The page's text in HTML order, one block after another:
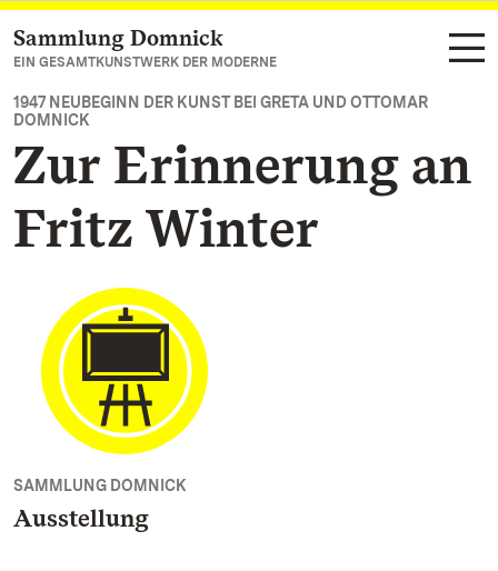
Zum Hauptinhalt springen
Sammlung Domnick
EIN GESAMTKUNSTWERK DER MODERNE
1947 NEUBEGINN DER KUNST BEI GRETA UND OTTOMAR
DOMNICK
Zur Erinnerung an
Fritz Winter
SAMMLUNG DOMNICK
Ausstellung